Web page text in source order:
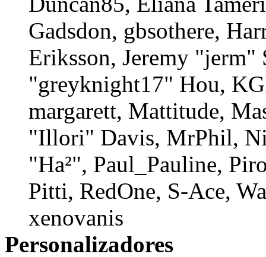
Gadsdon, gbsothere,
Eriksson, Jeremy
"greyknight17" Hou,
margarett, Mattitude,
"Illori" Davis, MrPhil,
"Ha²", Paul_Pauline,
Pitti, RedOne, S-Ace,
xenovanis
Personalizadores